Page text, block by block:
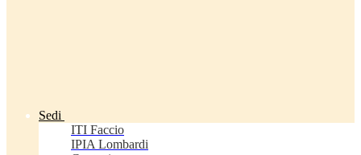
Sedi
ITI Faccio
IPIA Lombardi